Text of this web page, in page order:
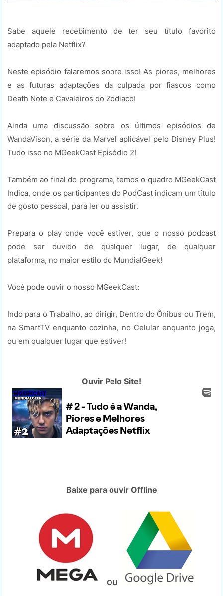
Sabe aquele recebimento de ter seu título favorito
adaptado pela Netflix?
Neste episódio falaremos sobre isso! As piores, melhores
e as futuras adaptações da culpada por fiascos como
Death Note e Cavaleiros do Zodiaco!
Ainda uma discussão sobre os últimos episódios de
WandaVison, a série da Marvel aplicável pelo Disney Plus!
Tudo isso no MGeekCast Episódio 2!
Também ao final do programa, temos o quadro MGeekCast
Indica, onde os participantes do PodCast indicam um título
de gosto pessoal, para ler ou assistir.
Prepara o play onde você estiver, que o nosso podcast
pode ser ouvido de qualquer lugar, de qualquer
plataforma, no maior estilo do MundialGeek!
Você pode ouvir o nosso MGeekCast:
Indo para o Trabalho, ao dirigir, Dentro do Ônibus ou Trem,
na SmartTV enquanto cozinha, no Celular enquanto joga,
ou em qualquer lugar que estiver!
Ouvir Pelo Site!
Baixe para ouvir Offline
OU